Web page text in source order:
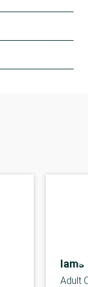
Adult